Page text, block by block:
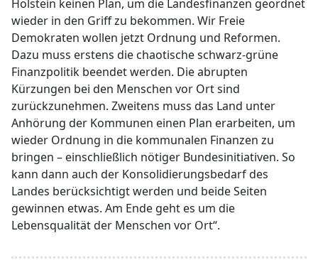
Holstein keinen Plan, um die Landesfinanzen geordnet
wieder in den Griff zu bekommen. Wir Freie
Demokraten wollen jetzt Ordnung und Reformen.
Dazu muss erstens die chaotische schwarz-grüne
Finanzpolitik beendet werden. Die abrupten
Kürzungen bei den Menschen vor Ort sind
zurückzunehmen. Zweitens muss das Land unter
Anhörung der Kommunen einen Plan erarbeiten, um
wieder Ordnung in die kommunalen Finanzen zu
bringen – einschließlich nötiger Bundesinitiativen. So
kann dann auch der Konsolidierungsbedarf des
Landes berücksichtigt werden und beide Seiten
gewinnen etwas. Am Ende geht es um die
Lebensqualität der Menschen vor Ort“.